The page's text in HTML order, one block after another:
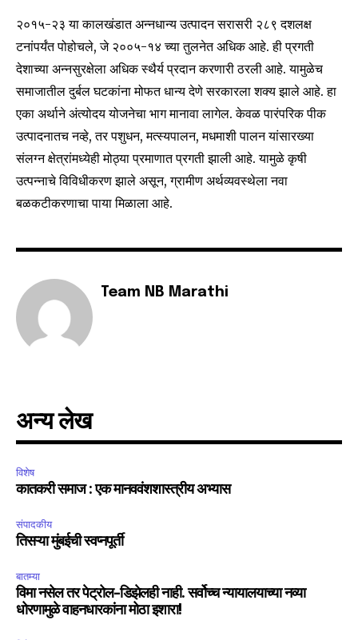
२०१५-२३ या कालखंडात अन्नधान्य उत्पादन सरासरी २८९ दशलक्ष
टनांपर्यंत पोहोचले, जे २००५-१४ च्या तुलनेत अधिक आहे. ही प्रगती
देशाच्या अन्नसुरक्षेला अधिक स्थैर्य प्रदान करणारी ठरली आहे. यामुळेच
समाजातील दुर्बल घटकांना मोफत धान्य देणे सरकारला शक्य झाले आहे. हा
एका अर्थाने अंत्योदय योजनेचा भाग मानावा लागेल. केवळ पारंपरिक पीक
उत्पादनातच नव्हे, तर पशुधन, मत्स्यपालन, मधमाशी पालन यांसारख्या
संलग्न क्षेत्रांमध्येही मोठ्या प्रमाणात प्रगती झाली आहे. यामुळे कृषी
उत्पन्नाचे विविधीकरण झाले असून, ग्रामीण अर्थव्यवस्थेला नवा
बळकटीकरणाचा पाया मिळाला आहे.
Team NB Marathi
अन्य लेख
विशेष
कातकरी समाज : एक मानववंशशास्त्रीय अभ्यास
संपादकीय
तिसऱ्या मुंबईची स्वप्नपूर्ती
बातम्या
विमा नसेल तर पेट्रोल-डिझेलही नाही. सर्वोच्च न्यायालयाच्या नव्या
धोरणामुळे वाहनधारकांना मोठा इशारा!